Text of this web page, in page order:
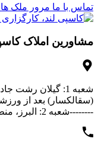
تماس با ما مرور ملک
مشاورین املاک
شعبه 1: گیلان
(سقالکسار) بعد از
--------شعبه 2: البرز، منطقه کردان، سهیلیه، خ ولیعصر، سنقرآباد